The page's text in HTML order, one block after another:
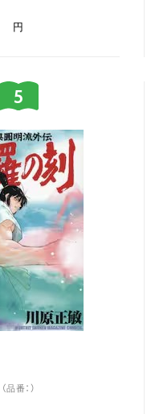
円
（品番：）